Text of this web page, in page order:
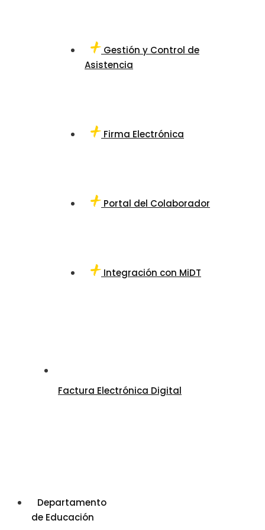
Gestión y Control de
Asistencia
Firma Electrónica
Portal del Colaborador
Integración con MiDT
Factura Electrónica Digital
Departamento
de Educación